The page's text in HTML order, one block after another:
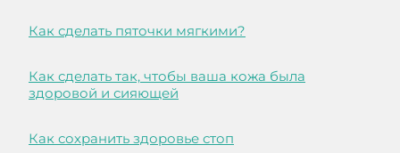
Как сделать пяточки мягкими?
Как сделать так, чтобы ваша кожа была
здоровой и сияющей
Как сохранить здоровье стоп